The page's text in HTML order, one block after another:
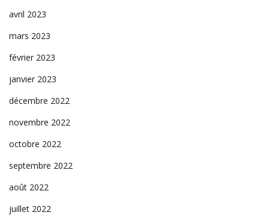
avril 2023
mars 2023
février 2023
janvier 2023
décembre 2022
novembre 2022
octobre 2022
septembre 2022
août 2022
juillet 2022